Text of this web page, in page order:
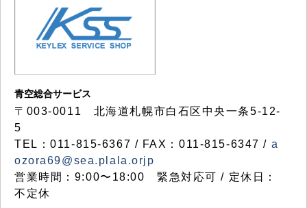
青空総合サービス
〒003-0011 北海道札幌市白石区中央一条5-12-
5
TEL：011-815-6367 / FAX：011-815-6347 / a
ozora69@sea.plala.orjp
営業時間：9:00〜18:00 緊急対応可 / 定休日：
不定休